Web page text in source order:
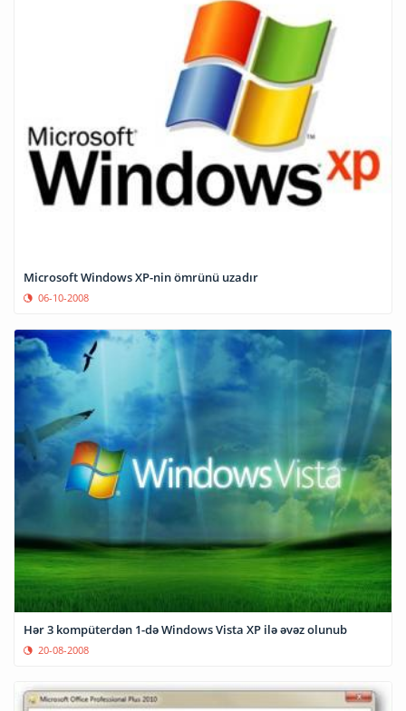
Microsoft Windows XP-nin ömrünü uzadır
06-10-2008
Hər 3 kompüterdən 1-də Windows Vista XP ilə əvəz olunub
20-08-2008